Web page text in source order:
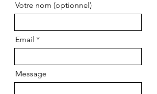
Votre nom (optionnel)
Email
Message